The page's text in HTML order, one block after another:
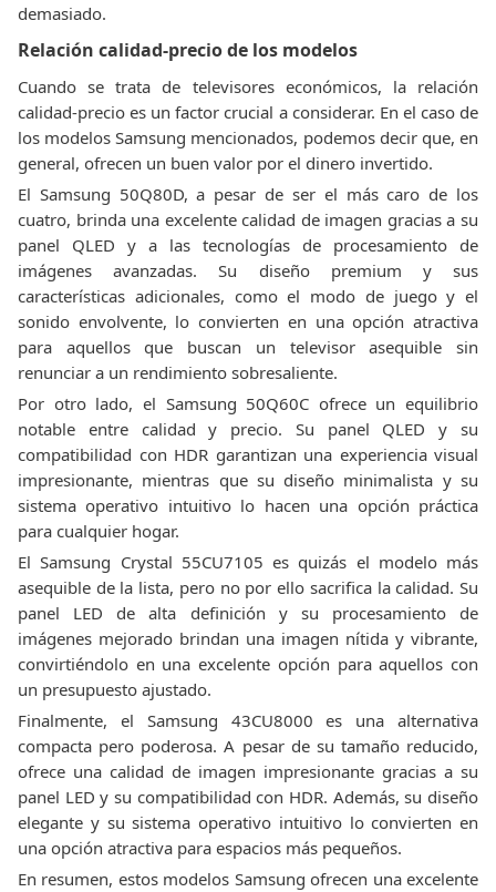
demasiado.
Relación calidad-precio de los modelos
Cuando se trata de televisores económicos, la relación
calidad-precio es un factor crucial a considerar. En el caso de
los modelos Samsung mencionados, podemos decir que, en
general, ofrecen un buen valor por el dinero invertido.
El Samsung 50Q80D, a pesar de ser el más caro de los
cuatro, brinda una excelente calidad de imagen gracias a su
panel QLED y a las tecnologías de procesamiento de
imágenes avanzadas. Su diseño premium y sus
características adicionales, como el modo de juego y el
sonido envolvente, lo convierten en una opción atractiva
para aquellos que buscan un televisor asequible sin
renunciar a un rendimiento sobresaliente.
Por otro lado, el Samsung 50Q60C ofrece un equilibrio
notable entre calidad y precio. Su panel QLED y su
compatibilidad con HDR garantizan una experiencia visual
impresionante, mientras que su diseño minimalista y su
sistema operativo intuitivo lo hacen una opción práctica
para cualquier hogar.
El Samsung Crystal 55CU7105 es quizás el modelo más
asequible de la lista, pero no por ello sacrifica la calidad. Su
panel LED de alta definición y su procesamiento de
imágenes mejorado brindan una imagen nítida y vibrante,
convirtiéndolo en una excelente opción para aquellos con
un presupuesto ajustado.
Finalmente, el Samsung 43CU8000 es una alternativa
compacta pero poderosa. A pesar de su tamaño reducido,
ofrece una calidad de imagen impresionante gracias a su
panel LED y su compatibilidad con HDR. Además, su diseño
elegante y su sistema operativo intuitivo lo convierten en
una opción atractiva para espacios más pequeños.
En resumen, estos modelos Samsung ofrecen una excelente